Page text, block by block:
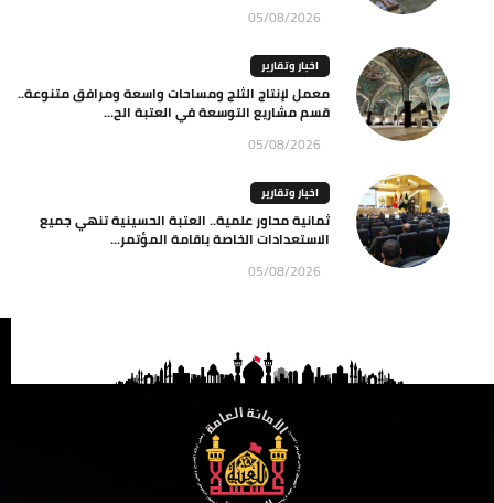
05/08/2026
اخبار وتقارير
معمل لإنتاج الثلج ومساحات واسعة ومرافق متنوعة..
قسم مشاريع التوسعة في العتبة الح...
05/08/2026
اخبار وتقارير
ثمانية محاور علمية.. العتبة الحسينية تنهي جميع
الاستعدادات الخاصة باقامة المؤتمر...
05/08/2026